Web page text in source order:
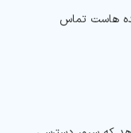
هاست تماس